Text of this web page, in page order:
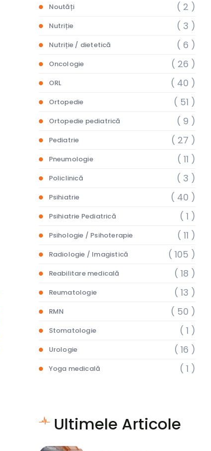
Noutăți ( 2 )
Nutriție ( 3 )
Nutriție / dietetică ( 6 )
Oncologie ( 26 )
ORL ( 40 )
Ortopedie ( 51 )
Ortopedie pediatrică ( 9 )
Pediatrie ( 27 )
Pneumologie ( 11 )
Policlinică ( 3 )
Psihiatrie ( 40 )
Psihiatrie Pediatrică ( 1 )
Psihologie / Psihoterapie ( 11 )
Radiologie / Imagistică ( 105 )
Reabilitare medicală ( 18 )
Reumatologie ( 13 )
RMN ( 50 )
Stomatologie ( 1 )
Urologie ( 16 )
Yoga medicală ( 1 )
Ultimele Articole